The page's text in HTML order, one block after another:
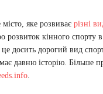
яке розвиває різні
кінного спорту в
це досить дорогий вид
має давню історію. Більше